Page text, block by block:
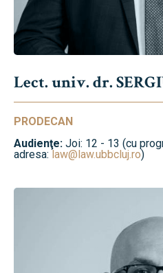
Lect. univ. dr.
PRODECAN
Audienţe: Joi: 12 - 13 (cu
adresa:law@law.ubbcluj.ro)